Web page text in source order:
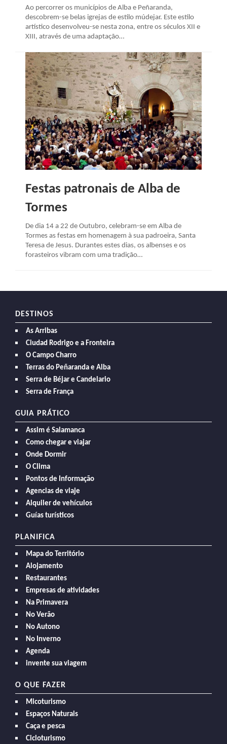
Ao percorrer os municípios de Alba e Peñaranda,
descobrem-se belas igrejas de estilo múdejar. Este estilo
artístico desenvolveu-se nesta zona, entre os séculos XII e
XIII, através de uma adaptação…
Festas patronais de Alba de
Tormes
De dia 14 a 22 de Outubro, celebram-se em Alba de
Tormes as festas em homenagem à sua padroeira, Santa
Teresa de Jesus. Durantes estes dias, os albenses e os
forasteiros vibram com uma tradição…
DESTINOS
As Arribas
Ciudad Rodrigo e a Fronteira
O Campo Charro
Terras do Peñaranda e Alba
Serra de Béjar e Candelario
Serra de França
GUIA PRÁTICO
Assim é Salamanca
Como chegar e viajar
Onde Dormir
O Clima
Pontos de Informação
Agencias de viaje
Alquiler de vehículos
Guías turísticos
PLANIFICA
Mapa do Território
Alojamento
Restaurantes
Empresas de atividades
Na Primavera
No Verão
No Autono
No Inverno
Agenda
invente sua viagem
O QUE FAZER
Micoturismo
Espaços Naturais
Caça e pesca
Cicloturismo